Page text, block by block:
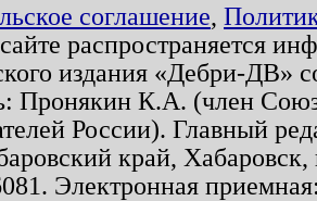
соглашение,
распространяется
издания «Дебри-ДВ»
Пронякин К.А. (член
России). Главный
край,
Электронная